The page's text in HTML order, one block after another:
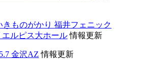
きものがかり 福井フェニック
エルピス大ホール情報更新
金沢AZ 情報更新